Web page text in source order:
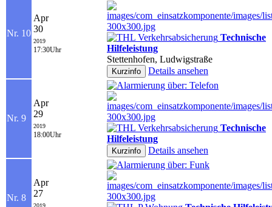
Nr. 10
Apr
30
2019
17:30Uhr
Technische
Hilfeleistung
Stettenhofen, Ludwigstraße
Details ansehen
Nr. 9
Apr
29
2019
18:00Uhr
Technische
Hilfeleistung
Details ansehen
Nr. 8
Apr
27
2019